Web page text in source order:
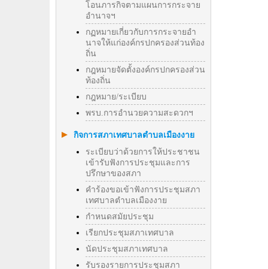
โอนภารกิจตามแผนการกระจาย
อำนาจฯ
กฏหมายเกี่ยวกับการกระจายอำ
นาจให้แก่องค์กรปกครองส่วนท้อง
ถิ่น
กฎหมายจัดตั้งองค์กรปกครองส่วน
ท้องถิ่น
กฎหมาย/ระเบียบ
พรบ.การอำนวยความสะดวกฯ
กิจการสภาเทศบาลตำบลเมืองงาย
ระเบียบว่าด้วยการให้ประชาชน
เข้ารับฟังการประชุมและการ
ปรึกษาของสภา
คำร้องขอเข้าฟังการประชุมสภา
เทศบาลตำบลเมืองงาย
กำหนดสมัยประชุม
เรียกประชุมสภาเทศบาล
นัดประชุมสภาเทศบาล
รับรองรายการประชุมสภา